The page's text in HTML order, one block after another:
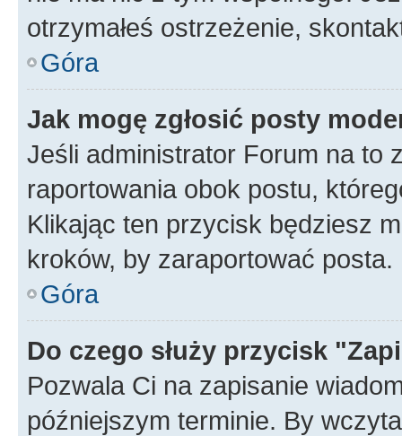
otrzymałeś ostrzeżenie,
Góra
Jak mogę zgłosić posty
Jeśli administrator Forum na to
raportowania obok postu,
Klikając ten przycisk będziesz
kroków, by zaraportować posta.
Góra
Do czego służy przycisk
Pozwala Ci na zapisanie
późniejszym terminie. By